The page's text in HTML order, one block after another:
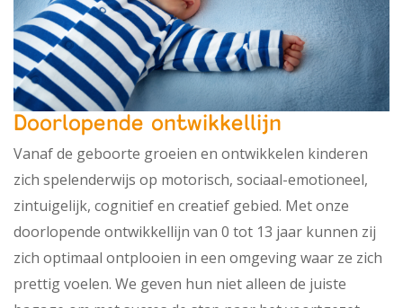
Doorlopende ontwikkellijn
Vanaf de geboorte groeien en ontwikkelen kinderen
zich spelenderwijs op motorisch, sociaal-emotioneel,
zintuigelijk, cognitief en creatief gebied. Met onze
doorlopende ontwikkellijn van 0 tot 13 jaar kunnen zij
zich optimaal ontplooien in een omgeving waar ze zich
prettig voelen. We geven hun niet alleen de juiste